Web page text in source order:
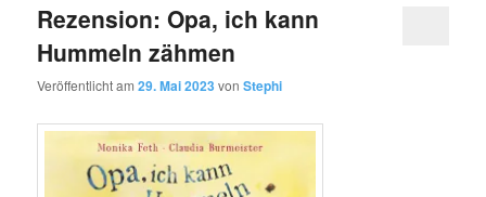
Rezension: Opa, ich kann
Hummeln zähmen
Veröffentlicht am29. Mai 2023 vonStephi